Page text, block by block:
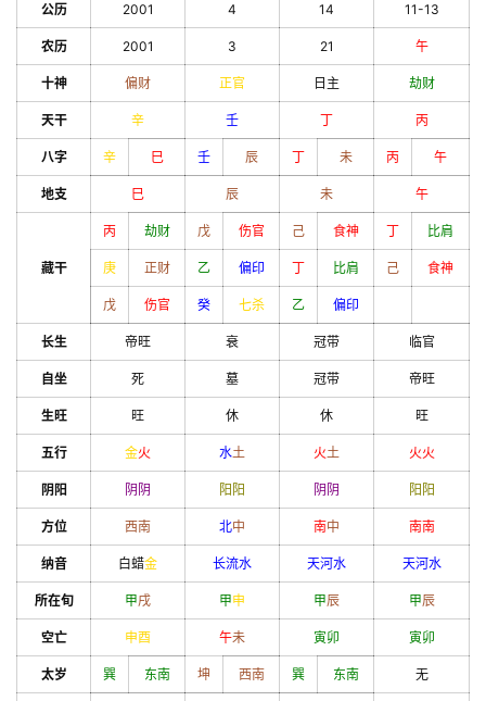
公历 2001 4 14 11-13
农历 2001 3 21 午
十神 偏财 正官 日主 劫财
天干 辛 壬 丁 丙
八字 辛 巳 壬 辰 丁 未 丙 午
地支 巳 辰 未 午
藏干
丙 劫财 戊 伤官 己 食神 丁 比肩
庚 正财 乙 偏印 丁 比肩 己 食神
戊 伤官 癸 七杀 乙 偏印
长生 帝旺 衰 冠带 临官
自坐 死 墓 冠带 帝旺
生旺 旺 休 休 旺
五行 金火 水土 火土 火火
阴阳 阴 阴 阳 阳 阴 阴 阳 阳
方位 西南 北中 南中 南南
纳音 白蜡金 长流水 天河水 天河水
所在旬 甲戌 甲申 甲辰 甲辰
空亡 申酉 午未 寅卯 寅卯
太岁 巽 东南 坤 西南 巽 东南 无